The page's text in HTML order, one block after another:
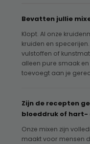
Bevatten jullie
Klopt. Al onze
kruiden en
vulstoffen of
alleen pure smaak
toevoegt aan je
Zijn de recepten
bloeddruk of hart-
Onze mixen zijn
maakt voor mensen